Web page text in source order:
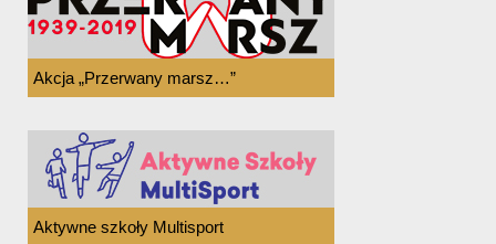
Akcja „Przerwany marsz…”
Aktywne szkoły Multisport